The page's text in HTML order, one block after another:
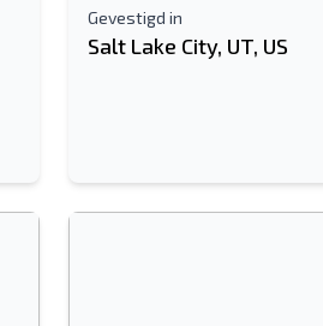
Gevestigd in
Salt Lake City, UT, US